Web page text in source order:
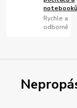
notebooků
Rychle a
odborně